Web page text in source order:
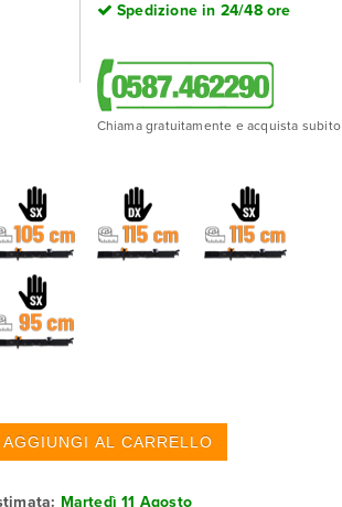
Spedizione in 24/48 ore
Chiama gratuitamente e acquista subito
Martedì 11 Agosto